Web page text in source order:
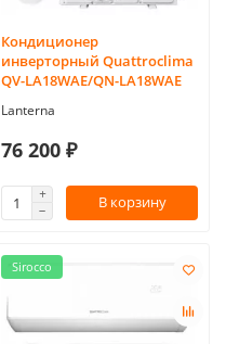
Кондиционер
инверторный Quattroclima
QV-LA18WAE/QN-LA18WAE
Lanterna
76 200 ₽
В корзину
Sirocco